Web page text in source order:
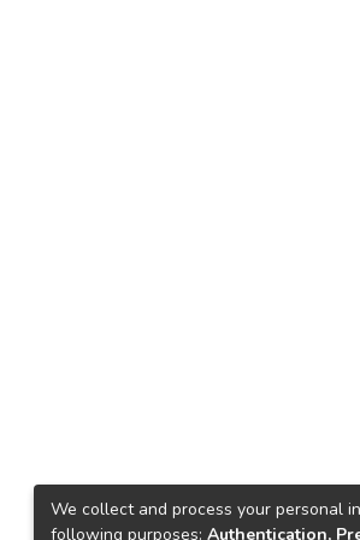
We collect and process your personal
following purposes: Authentication,